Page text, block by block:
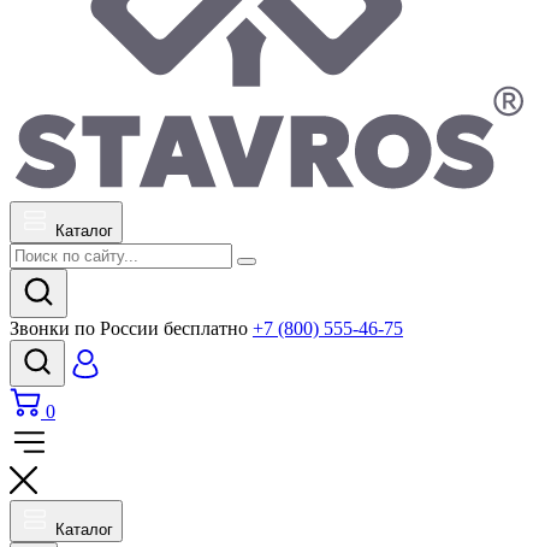
Каталог
Звонки по России бесплатно +7 (800) 555-46-75
0
Каталог